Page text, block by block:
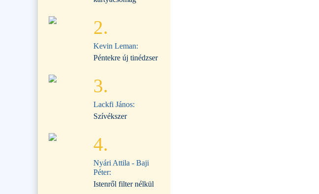
2.
Kevin Leman:
Péntekre új tinédzser
3.
Lackfi János:
Szívékszer
4.
Nyári Attila - Baji
Péter:
Istenről filter nélkül